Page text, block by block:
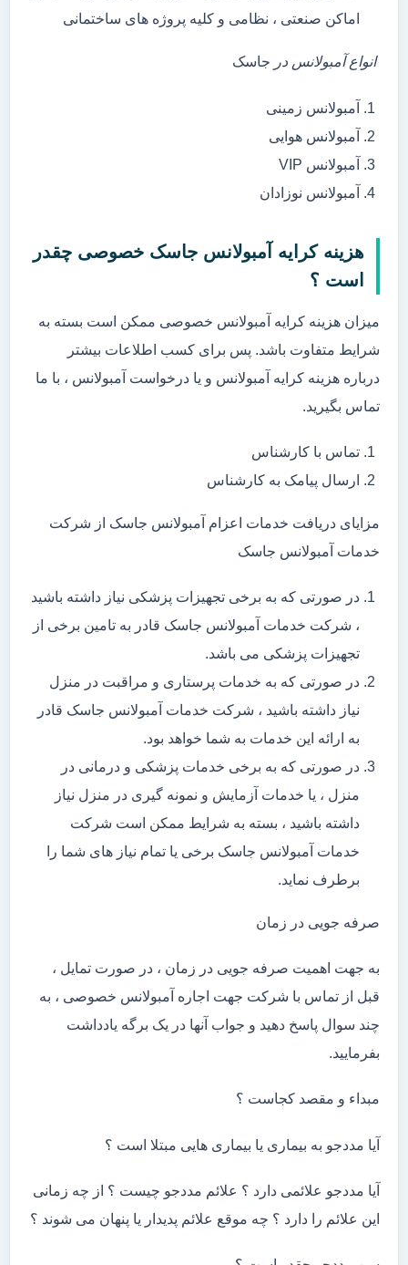
اماکن صنعتی ، نظامی و کلیه پروژه های ساختمانی
انواع آمبولانس در جاسک
آمبولانس زمینی
آمبولانس هوایی
آمبولانس VIP
آمبولانس نوزادان
هزینه کرایه آمبولانس جاسک خصوصی چقدر
است ؟
میزان هزینه کرایه آمبولانس خصوصی ممکن است بسته به
شرایط متفاوت باشد. پس برای کسب اطلاعات بیشتر
درباره هزینه کرایه آمبولانس و یا درخواست آمبولانس ، با ما
تماس بگیرید.
تماس با کارشناس
ارسال پیامک به کارشناس
مزایای دریافت خدمات اعزام آمبولانس جاسک از شرکت
خدمات آمبولانس جاسک
در صورتی که به برخی تجهیزات پزشکی نیاز داشته باشید
، شرکت خدمات آمبولانس جاسک قادر به تامین برخی از
تجهیزات پزشکی می باشد.
در صورتی که به خدمات پرستاری و مراقبت در منزل
نیاز داشته باشید ، شرکت خدمات آمبولانس جاسک قادر
به ارائه این خدمات به شما خواهد بود.
در صورتی که به برخی خدمات پزشکی و درمانی در
منزل ، یا خدمات آزمایش و نمونه گیری در منزل نیاز
داشته باشید ، بسته به شرایط ممکن است شرکت
خدمات آمبولانس جاسک برخی یا تمام نیاز های شما را
برطرف نماید.
صرفه جویی در زمان
به جهت اهمیت صرفه جویی در زمان ، در صورت تمایل ،
قبل از تماس با شرکت جهت اجاره آمبولانس خصوصی ، به
چند سوال پاسخ دهید و جواب آنها در یک برگه یادداشت
بفرمایید.
مبداء و مقصد کجاست ؟
آیا مددجو به بیماری یا بیماری هایی مبتلا است ؟
آیا مددجو علائمی دارد ؟ علائم مددجو چیست ؟ از چه زمانی
این علائم را دارد ؟ چه موقع علائم پدیدار یا پنهان می شوند ؟